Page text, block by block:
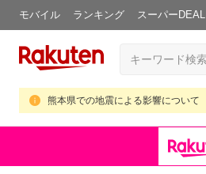
モバイル ランキング スーパーDEAL
熊本県での地震による影響について